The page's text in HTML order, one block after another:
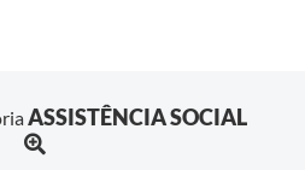
ASSISTÊNCIA SOCIAL